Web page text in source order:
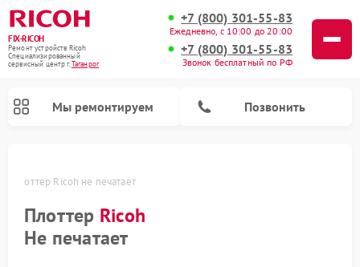
FIX-RICOH
Ремонт устройств Ricoh
Специализированный
cервисный центр г.Таганрог
+7 (800) 301-55-83
Ежедневно, с 10:00 до 20:00
+7 (800) 301-55-83
Звонок бесплатный по РФ
Мы ремонтируем Позвонить
Плоттер Ricoh не печатает
Плоттер Ricoh
Не печатает